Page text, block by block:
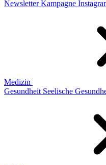
Newsletter Kampagne
Medizin
Gesundheit Seelische